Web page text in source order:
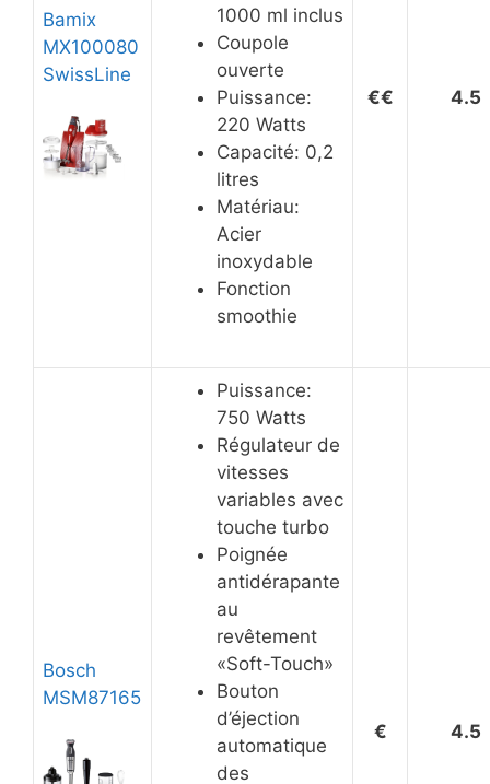
Bamix
MX100080
SwissLine
1000 ml inclus
Coupole
ouverte
Puissance:
220 Watts
Capacité: 0,2
litres
Matériau:
Acier
inoxydable
Fonction
smoothie
€€ 4.5
Bosch
MSM87165
Puissance:
750 Watts
Régulateur de
vitesses
variables avec
touche turbo
Poignée
antidérapante
au
revêtement
«Soft-Touch»
Bouton
d’éjection
automatique
des
€ 4.5